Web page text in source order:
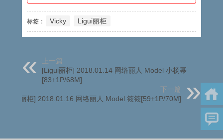
标签： Vicky Ligui丽柜
上一篇
[Ligui丽柜] 2018.01.14 网络丽人 Model 小杨幂
[83+1P/68M]
下一篇
[Ligui丽柜] 2018.01.16 网络丽人 Model 筱筱[59+1P/70M]